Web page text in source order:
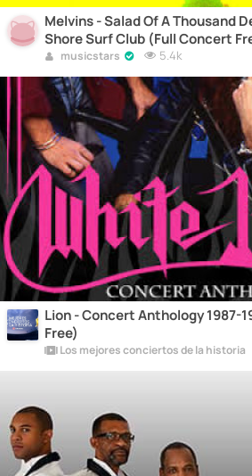
Melvins - Salad Of A Thousand
Shore Surf Club (Full Concert
musicstars 5.4k
Lion - Concert Anthology 1987-
Free)
Los mejores conciertos de la historia